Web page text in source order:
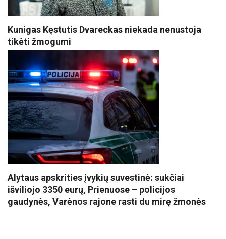
Kunigas Kęstutis Dvareckas niekada nenustoja
tikėti žmogumi
Alytaus apskrities įvykių suvestinė: sukčiai
išviliojo 3350 eurų, Prienuose – policijos
gaudynės, Varėnos rajone rasti du mirę žmonės